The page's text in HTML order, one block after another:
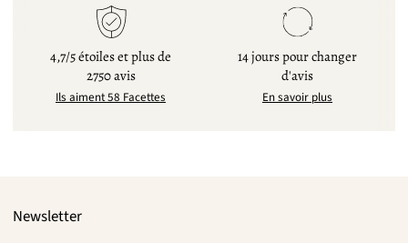
4,7/5 étoiles et plus de
2750 avis
Ils aiment 58 Facettes
14 jours pour changer
d'avis
En savoir plus
Newsletter